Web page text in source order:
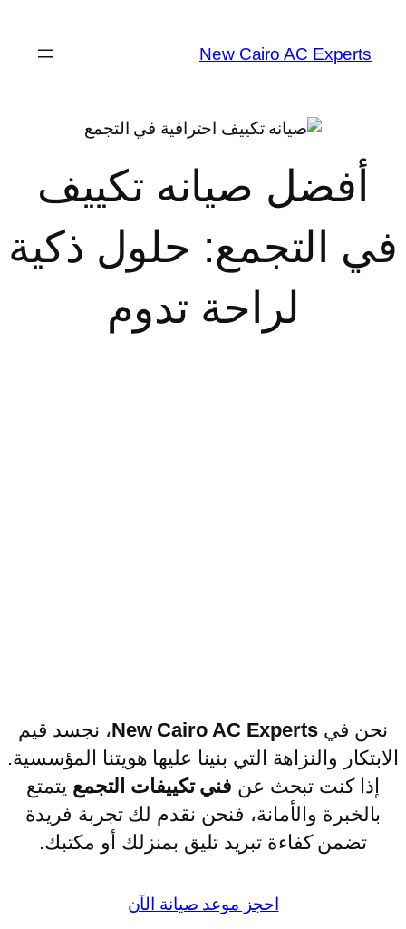
المحتوى
New Cairo AC Experts
أفضل صيانه تكييف
في التجمع: حلول ذكية
لراحة تدوم
نحن فيNew Cairo AC Experts، نجسد قيم
الابتكار والنزاهة التي بنينا عليها هويتنا المؤسسية.
إذا كنت تبحث عن فني تكييفات التجمع يتمتع
بالخبرة والأمانة، فنحن نقدم لك تجربة فريدة
تضمن كفاءة تبريد تليق بمنزلك أو مكتبك.
احجز موعد صيانة الآن